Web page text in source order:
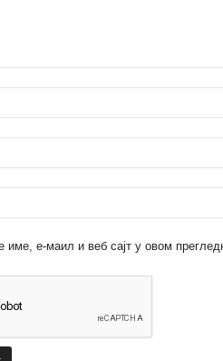
име, е-маил и веб сајт у овом